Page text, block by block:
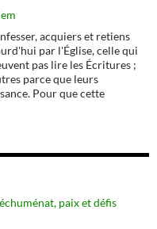
acquiers et retiens
par l'Église, celle qui
pas lire les Écritures ;
parce que leurs
Pour que cette
paix et défis